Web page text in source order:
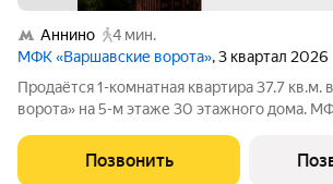
Аннино
4 мин.
МФК «Варшавские ворота», 3 квартал 2026
Продаётся 1-комнатная квартира 37.7
ворота» на 5-м этаже 30 этажного дома.
и функциональностью, жизнью сегодня и
будущим. Коротко о важном:
Позвонить